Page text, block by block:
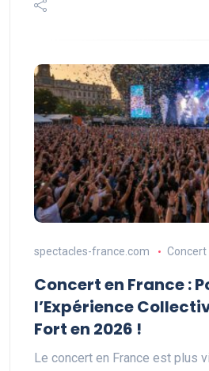
spectacles-france.com Concert
Concert en France :
l’Expérience
Fort en 2026 !
Le concert en France est plus